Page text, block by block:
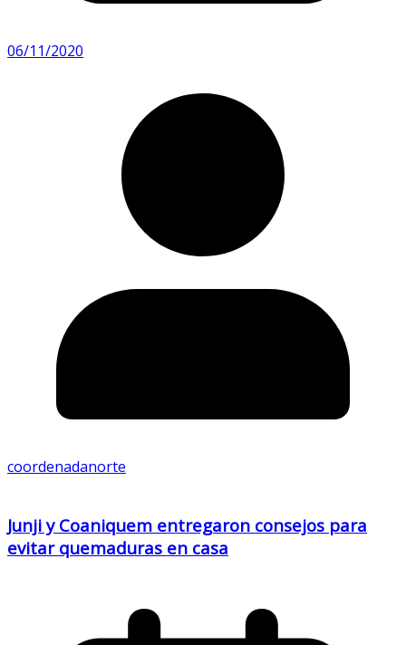
06/11/2020
coordenadanorte
Junji y Coaniquem entregaron consejos para
evitar quemaduras en casa